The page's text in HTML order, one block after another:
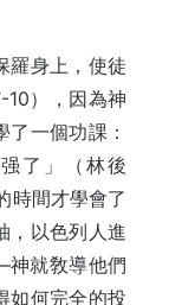
羅身上，使徒
10），因為神
一個功課：
了」（林後
時間才學會了
，以色列人進
就敎導他們
如何完全的投